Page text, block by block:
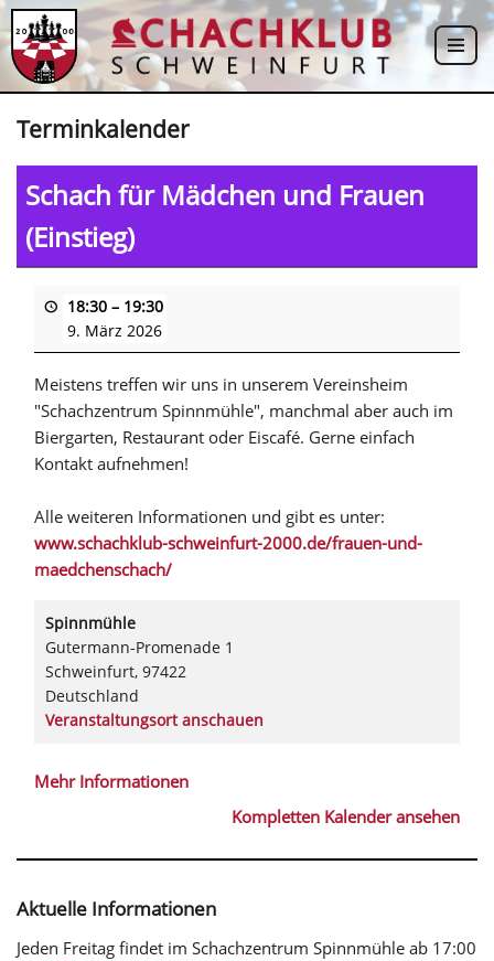
Zum
Inhalt
Terminkalender
Schach für Mädchen und Frauen
(Einstieg)
18:30 – 19:30
9. März 2026
Meistens treffen wir uns in unserem Vereinsheim
"Schachzentrum Spinnmühle", manchmal aber auch im
Biergarten, Restaurant oder Eiscafé. Gerne einfach
Kontakt aufnehmen!
Alle weiteren Informationen und gibt es unter:
www.schachklub-schweinfurt-2000.de/frauen-und-
maedchenschach/
Spinnmühle
Gutermann-Promenade 1
Schweinfurt, 97422
Deutschland
Veranstaltungsort anschauen
Mehr Informationen
Kompletten Kalender ansehen
Aktuelle Informationen
Jeden Freitag findet im Schachzentrum Spinnmühle ab 17:00